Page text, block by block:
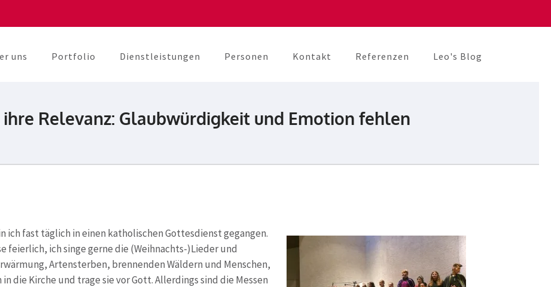
uns Portfolio Dienstleistungen Personen Kontakt Referenzen Leo's Blog
Relevanz: Glaubwürdigkeit und Emotion fehlen
ich fast täglich in einen katholischen Gottesdienst gegangen.
feierlich, ich singe gerne die (Weihnachts-)Lieder und
Artensterben, brennenden Wäldern und Menschen,
die Kirche und trage sie vor Gott. Allerdings sind die Messen